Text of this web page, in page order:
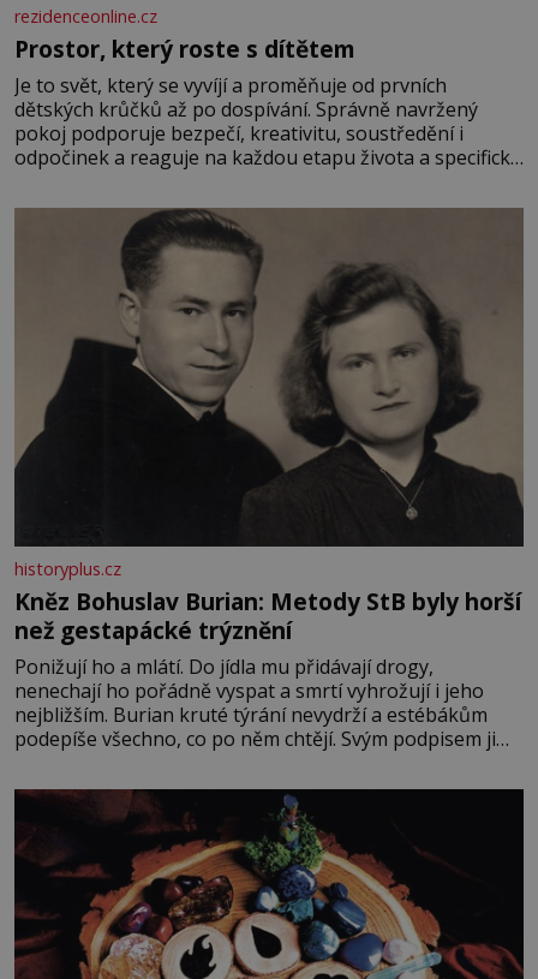
rezidenceonline.cz
Prostor, který roste s dítětem
Je to svět, který se vyvíjí a proměňuje od prvních
dětských krůčků až po dospívání. Správně navržený
pokoj podporuje bezpečí, kreativitu, soustředění i
odpočinek a reaguje na každou etapu života a specifické
měkkost a bezpečí, proto by pokoj miminka měl působit
především klidně a útulně. Předškolní věk je
historyplus.cz
Kněz Bohuslav Burian: Metody StB byly horší
než gestapácké trýznění
Ponižují ho a mlátí. Do jídla mu přidávají drogy,
nenechají ho pořádně vyspat a smrtí vyhrožují i jeho
nejbližším. Burian kruté týrání nevydrží a estébákům
podepíše všechno, co po něm chtějí. Svým podpisem jim
fyzický ani psychický nátlak. Syn brněnského řezníka
chce být knězem a